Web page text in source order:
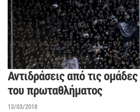
Αντιδράσεις από τις
του πρωταθλήματος
13/03/2018